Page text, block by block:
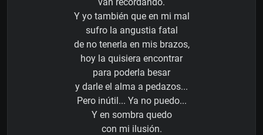
Y yo también que en mi mal
sufro la angustia fatal
de no tenerla en mis brazos,
hoy la quisiera encontrar
para poderla besar
y darle el alma a pedazos...
Pero inútil... Ya no puedo...
Y en sombra quedo
con mi ilusión.